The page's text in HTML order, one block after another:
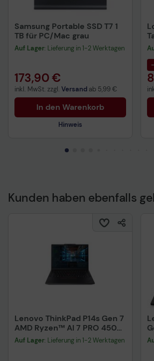
Samsung Portable SSD T7 1
TB für PC/Mac grau
Auf Lager: Lieferung in 1-2 Werktagen
173,90 €
inkl. MwSt. zzgl. Versand ab 5,99 €
In den Warenkorb
Hinweis
Vorvertragliche Informationen
Datenverordnung
Kunden haben ebenfalls
Lenovo ThinkPad P14s Gen 7
AMD Ryzen™ AI 7 PRO 450
Notebook 35,6 cm (14")
Auf Lager: Lieferung in 1-2 Werktagen